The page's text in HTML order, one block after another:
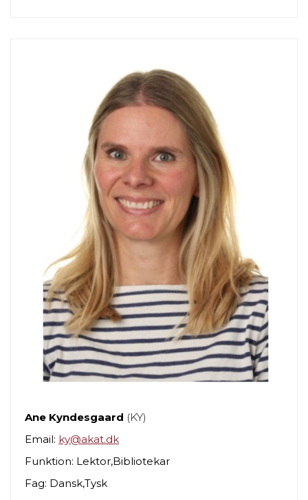
Ane Kyndesgaard (KY)
Email: ky@akat.dk
Funktion: Lektor,Bibliotekar
Fag: Dansk,Tysk